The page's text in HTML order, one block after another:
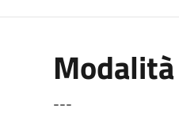
---